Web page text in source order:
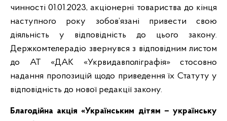
чинності 01.01.2023, акціонерні товариства до кінця
наступного року зобов’язані привести свою
діяльність у відповідність до цього закону.
Держкомтелерадіо звернувся з відповідним листом
до АТ «ДАК «Укрвидавполіграфія» стосовно
надання пропозицій щодо приведення їх Статуту у
відповідність до нової редакції закону.
Благодійна акція «Українським дітям – українську